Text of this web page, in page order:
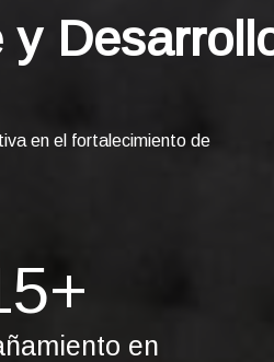
en el fortalecimiento de
+
en